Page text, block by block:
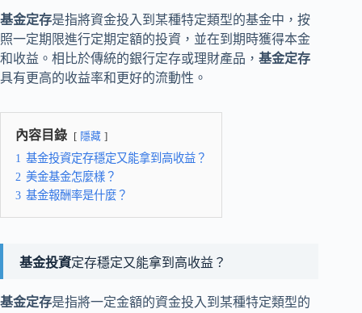
基金定存是指將資金投入到某種特定類型的基金中，按
照一定期限進行定期定額的投資，並在到期時獲得本金
和收益。相比於傳統的銀行定存或理財產品， 基金定存
具有更高的收益率和更好的流動性。
內容目錄 隱藏
1 基金投資定存穩定又能拿到高收益？
2 美金基金怎麼樣？
3 基金報酬率是什麼？
基金投資定存穩定又能拿到高收益？
基金定存是指將一定金額的資金投入到某種特定類型的